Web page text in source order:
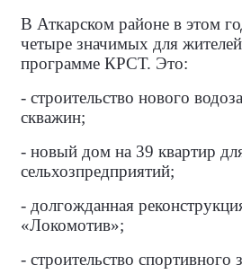
В Аткарском районе в этом
четыре значимых для
программе КРСТ. Это:
- строительство нового
скважин;
- новый дом на 39 квартир
сельхозпредприятий;
- долгожданная
«Локомотив»;
- строительство